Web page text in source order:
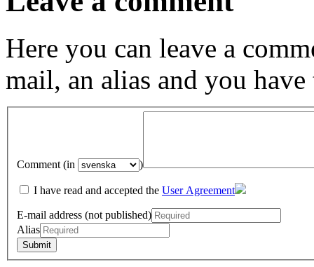
Here you can leave a
mail, an alias and you have
Comment (in )
I have read and accepted the User Agreement
E-mail address (not published)
Alias